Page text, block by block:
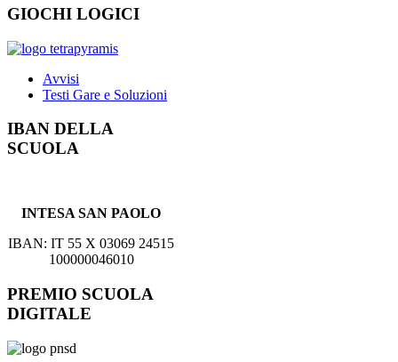
GIOCHI LOGICI
Avvisi
Testi Gare e Soluzioni
IBAN DELLA
SCUOLA
INTESA SAN PAOLO
IBAN: IT 55 X 03069 24515
100000046010
PREMIO SCUOLA
DIGITALE